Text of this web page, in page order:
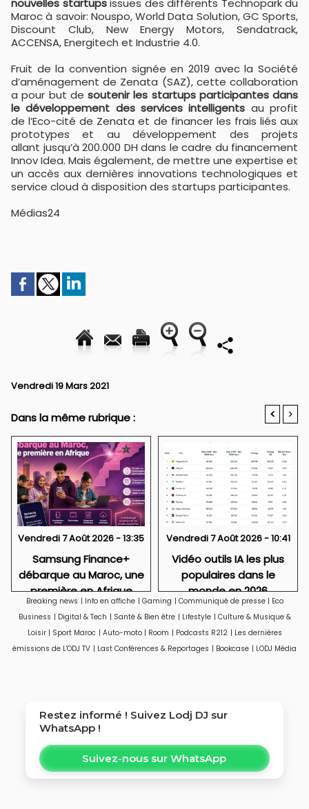
nouvelles startupsissues des différents Technopark du
Maroc à savoir: Nouspo, World Data Solution, GC Sports,
Discount Club, New Energy Motors, Sendatrack,
ACCENSA, Energitech et Industrie 4.0.
Fruit de la convention signée en 2019 avec la Société
d’aménagement de Zenata (SAZ), cette collaboration
a pour but de soutenir les startups participantes dans
le développement des services intelligents au profit
de l’Eco-cité de Zenata et de financer les frais liés aux
prototypes et au développement des projets
allant jusqu’à 200.000 DH dans le cadre du financement
Innov Idea. Mais également, de mettre une expertise et
un accès aux dernières innovations technologiques et
service cloud à disposition des startups participantes.
Médias24
Vendredi 19 Mars 2021
Dans la même rubrique : < >
Vendredi 7 Août 2026 - 13:35
Samsung Finance+
débarque au Maroc, une
première en Afrique
Vendredi 7 Août 2026 - 10:41
Vidéo outils IA les plus
populaires dans le
monde en 2026
Breaking news | Info en affiche | Gaming | Communiqué de presse | Eco
Business | Digital & Tech | Santé & Bien être | Lifestyle | Culture & Musique &
Loisir | Sport Maroc | Auto-moto | Room | Podcasts R212 | Les dernières
émissions de L'ODJ TV | Last Conférences & Reportages | Bookcase | LODJ Média
Restez informé ! Suivez Lodj DJ sur
WhatsApp !
Suivez-nous sur WhatsApp